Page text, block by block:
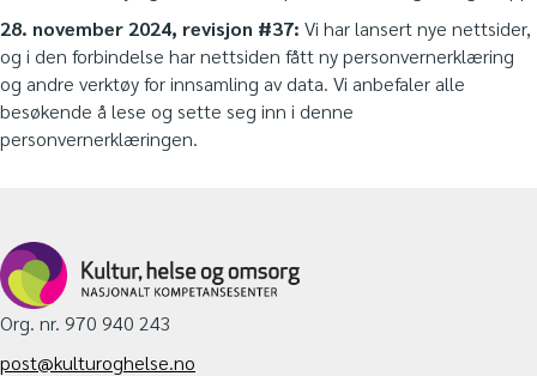
28. november 2024, revisjon #37: Vi har lansert nye nettsider,
og i den forbindelse har nettsiden fått ny personvernerklæring
og andre verktøy for innsamling av data. Vi anbefaler alle
besøkende å lese og sette seg inn i denne
personvernerklæringen.
Org. nr. 970 940 243
post@kulturoghelse.no